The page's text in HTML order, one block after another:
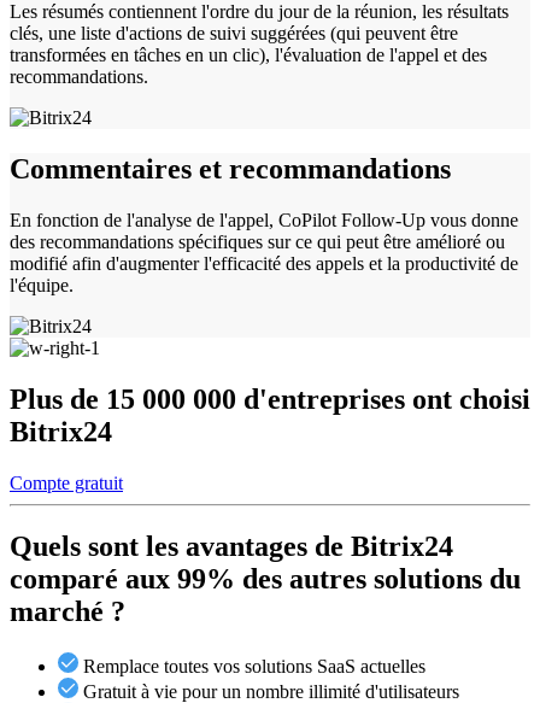
Les résumés contiennent l'ordre du jour de la réunion, les résultats
clés, une liste d'actions de suivi suggérées (qui peuvent être
transformées en tâches en un clic), l'évaluation de l'appel et des
recommandations.
Commentaires et recommandations
En fonction de l'analyse de l'appel, CoPilot Follow-Up vous donne
des recommandations spécifiques sur ce qui peut être amélioré ou
modifié afin d'augmenter l'efficacité des appels et la productivité de
l'équipe.
Plus de 15 000 000 d'entreprises ont choisi
Bitrix24
Compte gratuit
Quels sont les avantages de Bitrix24
comparé aux 99% des autres solutions du
marché ?
Remplace toutes vos solutions SaaS actuelles
Gratuit à vie pour un nombre illimité d'utilisateurs